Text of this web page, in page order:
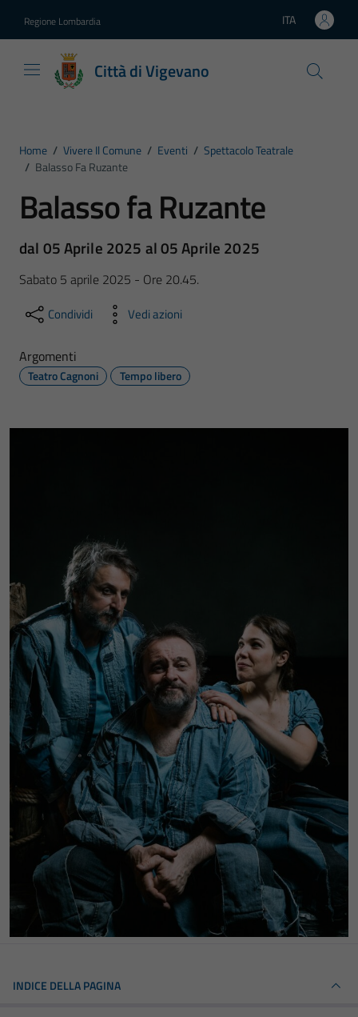
Regione Lombardia Lingua attiva:
ITA
Città di Vigevano
Home / Vivere Il Comune / Eventi / Spettacolo Teatrale
/ Balasso Fa Ruzante
Balasso fa Ruzante
dal 05 Aprile 2025 al 05 Aprile 2025
Sabato 5 aprile 2025 - Ore 20.45.
Condividi Vedi azioni
Argomenti
Teatro Cagnoni Tempo libero
INDICE DELLA PAGINA